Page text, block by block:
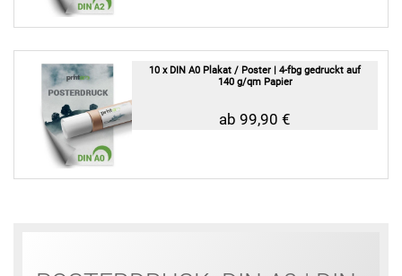
10 x DIN A0 Plakat / Poster | 4-fbg gedruckt auf
140 g/qm Papier
ab 99,90 €